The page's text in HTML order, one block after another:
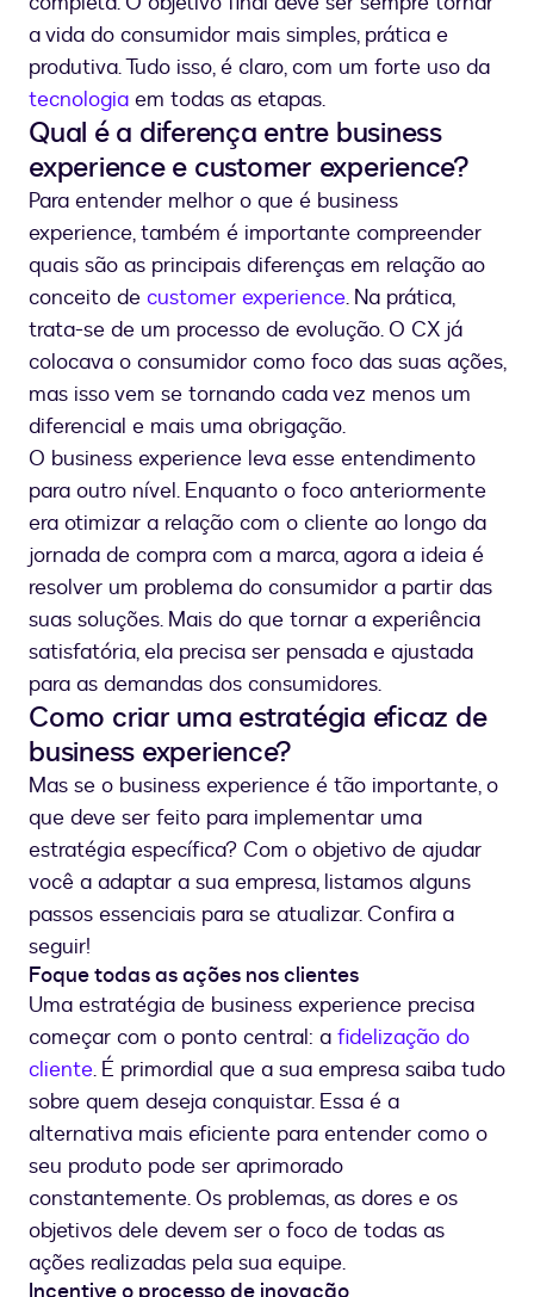
a vida do consumidor mais simples, prática e
produtiva. Tudo isso, é claro, com um forte uso da
tecnologia em todas as etapas.
Qual é a diferença entre business
experience e customer experience?
Para entender melhor o que é business
experience, também é importante compreender
quais são as principais diferenças em relação ao
conceito de customer experience. Na prática,
trata-se de um processo de evolução. O CX já
colocava o consumidor como foco das suas ações,
mas isso vem se tornando cada vez menos um
diferencial e mais uma obrigação.
O business experience leva esse entendimento
para outro nível. Enquanto o foco anteriormente
era otimizar a relação com o cliente ao longo da
jornada de compra com a marca, agora a ideia é
resolver um problema do consumidor a partir das
suas soluções. Mais do que tornar a experiência
satisfatória, ela precisa ser pensada e ajustada
para as demandas dos consumidores.
Como criar uma estratégia eficaz de
business experience?
Mas se o business experience é tão importante, o
que deve ser feito para implementar uma
estratégia específica? Com o objetivo de ajudar
você a adaptar a sua empresa, listamos alguns
passos essenciais para se atualizar. Confira a
seguir!
Foque todas as ações nos clientes
Uma estratégia de business experience precisa
começar com o ponto central: a fidelização do
cliente. É primordial que a sua empresa saiba tudo
sobre quem deseja conquistar. Essa é a
alternativa mais eficiente para entender como o
seu produto pode ser aprimorado
constantemente. Os problemas, as dores e os
objetivos dele devem ser o foco de todas as
ações realizadas pela sua equipe.